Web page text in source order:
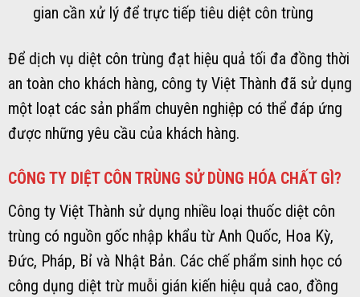
gian cần xử lý để trực tiếp tiêu diệt côn trùng
Để dịch vụ diệt côn trùng đạt hiệu quả tối đa đồng thời
an toàn cho khách hàng, công ty Việt Thành đã sử dụng
một loạt các sản phẩm chuyên nghiệp có thể đáp ứng
được những yêu cầu của khách hàng.
CÔNG TY DIỆT CÔN TRÙNG SỬ DÙNG HÓA CHẤT GÌ?
Công ty Việt Thành sử dụng nhiều loại thuốc diệt côn
trùng có nguồn gốc nhập khẩu từ Anh Quốc, Hoa Kỳ,
Đức, Pháp, Bỉ và Nhật Bản. Các chế phẩm sinh học có
công dụng diệt trừ muỗi gián kiến hiệu quả cao, đồng